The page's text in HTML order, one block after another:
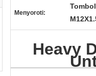
Menyoroti:
Heavy